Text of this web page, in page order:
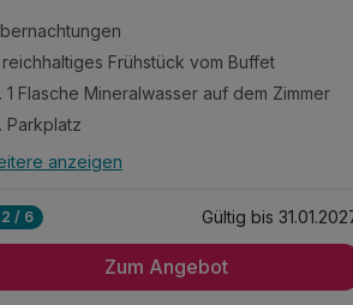
Frühstück vom Buffet
1 Flasche Mineralwasser auf dem Zimmer
Parkplatz
Inklusivleistungen
reichhaltiges Frühstück vom Buffet
anzeigen
/ 6 Gültig bis
Zum Angebot